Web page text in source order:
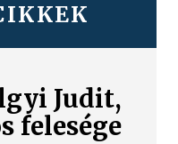
Judit,
felesége